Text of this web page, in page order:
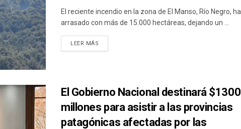
El reciente incendio en la zona de El Manso, Río Negro, ha
arrasado con más de 15.000 hectáreas, dejando un ...
LEER MÁS
El Gobierno Nacional destinará $1300
millones para asistir a las provincias
patagónicas afectadas por las